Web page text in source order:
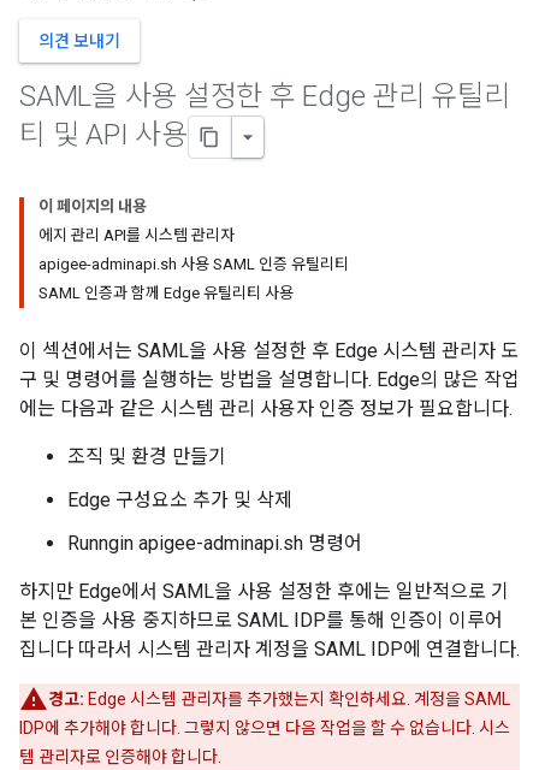
의견 보내기
SAML을 사용 설정한 후 Edge 관리 유틸리
티 및 API 사용
이 페이지의 내용
에지 관리 API를 시스템 관리자
apigee-adminapi.sh 사용 SAML 인증 유틸리티
SAML 인증과 함께 Edge 유틸리티 사용
이 섹션에서는 SAML을 사용 설정한 후 Edge 시스템 관리자 도
구 및 명령어를 실행하는 방법을 설명합니다. Edge의 많은 작업
에는 다음과 같은 시스템 관리 사용자 인증 정보가 필요합니다.
조직 및 환경 만들기
Edge 구성요소 추가 및 삭제
Runngin apigee-adminapi.sh 명령어
하지만 Edge에서 SAML을 사용 설정한 후에는 일반적으로 기
본 인증을 사용 중지하므로 SAML IDP를 통해 인증이 이루어
집니다 따라서 시스템 관리자 계정을 SAML IDP에 연결합니다.
경고: Edge 시스템 관리자를 추가했는지 확인하세요. 계정을 SAML
IDP에 추가해야 합니다. 그렇지 않으면 다음 작업을 할 수 없습니다. 시스
템 관리자로 인증해야 합니다.